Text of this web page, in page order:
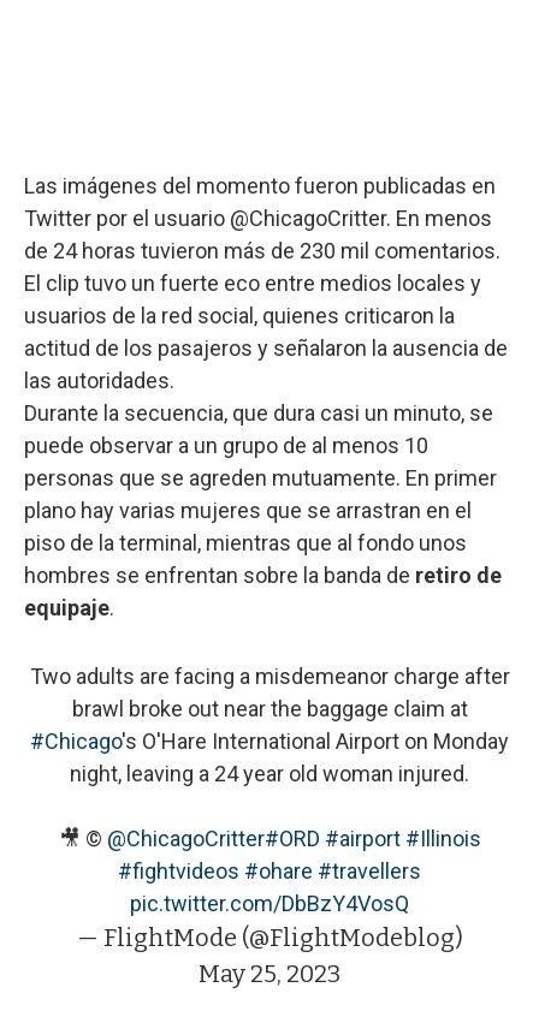
Las imágenes del momento fueron publicadas en
Twitter por el usuario @ChicagoCritter. En menos
de 24 horas tuvieron más de 230 mil comentarios.
El clip tuvo un fuerte eco entre medios locales y
usuarios de la red social, quienes criticaron la
actitud de los pasajeros y señalaron la ausencia de
las autoridades.
Durante la secuencia, que dura casi un minuto, se
puede observar a un grupo de al menos 10
personas que se agreden mutuamente. En primer
plano hay varias mujeres que se arrastran en el
piso de la terminal, mientras que al fondo unos
hombres se enfrentan sobre la banda de retiro de
equipaje.
Two adults are facing a misdemeanor charge after
brawl broke out near the baggage claim at
#Chicago's O'Hare International Airport on Monday
night, leaving a 24 year old woman injured.
🎥 © @ChicagoCritter#ORD #airport #Illinois
#fightvideos #ohare #travellers
pic.twitter.com/DbBzY4VosQ
— FlightMode (@FlightModeblog)
May 25, 2023